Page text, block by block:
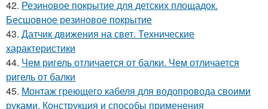
42. Резиновое покрытие для детских площадок.
Бесшовное резиновое покрытие
43. Датчик движения на свет. Технические
характеристики
44. Чем ригель отличается от балки. Чем отличается
ригель от балки
45. Монтаж греющего кабеля для водопровода своими
руками. Конструкция и способы применения